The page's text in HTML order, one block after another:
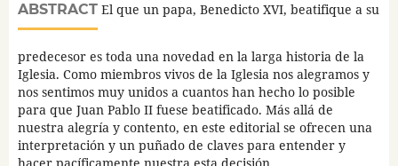
ABSTRACTEl que un papa, Benedicto XVI, beatifique a su
predecesor es toda una novedad en la larga historia de la
Iglesia. Como miembros vivos de la Iglesia nos alegramos y
nos sentimos muy unidos a cuantos han hecho lo posible
para que Juan Pablo II fuese beatificado. Más allá de
nuestra alegría y contento, en este editorial se ofrecen una
interpretación y un puñado de claves para entender y